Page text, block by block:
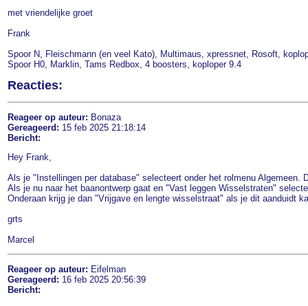
met vriendelijke groet
Frank
Spoor N, Fleischmann (en veel Kato), Multimaus, xpressnet, Rosoft,
Spoor H0, Marklin, Tams Redbox, 4 boosters, koploper 9.4
Reacties:
Reageer op auteur: Bonaza
Gereageerd: 15 feb 2025 21:18:14
Bericht:
Hey Frank,
Als je "Instellingen per database" selecteert onder het rolmenu
Als je nu naar het baanontwerp gaat en "Vast leggen Wisselstraten"
Onderaan krijg je dan "Vrijgave en lengte wisselstraat" als je dit aanduidt
grts
Marcel
Reageer op auteur: Eifelman
Gereageerd: 16 feb 2025 20:56:39
Bericht: